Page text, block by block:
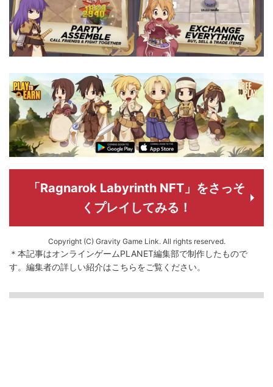
「Ragnarok Labyrinth NFT」をさっそ
くプレイしてみる！
Copyright (C) Gravity Game Link. All rights reserved.
＊本記事はオンラインゲームPLANET編集部で制作したもので
す。 編集者の詳しい紹介はこちらをご覧ください。